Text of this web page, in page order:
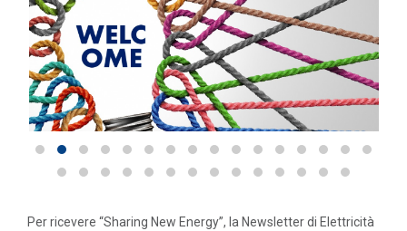
Per ricevere “Sharing New Energy”, la Newsletter di Elettricità